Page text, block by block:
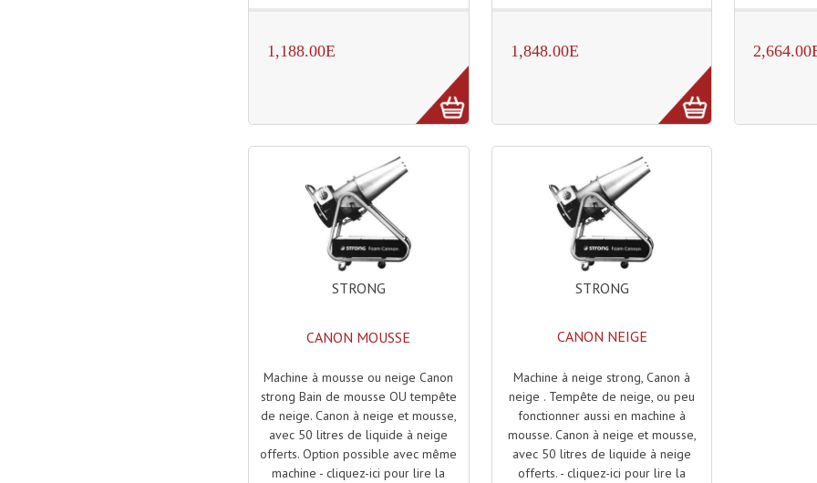
1,188.00E 1,848.00E
STRONG
CANON MOUSSE
Machine à mousse ou neige Canon
strong Bain de mousse OU tempête
de neige. Canon à neige et mousse,
avec 50 litres de liquide à neige
offerts. Option possible avec même
machine - cliquez-ici pour lire la
STRONG
CANON NEIGE
Machine à neige strong, Canon à
neige . Tempête de neige, ou peu
fonctionner aussi en machine à
mousse. Canon à neige et mousse,
avec 50 litres de liquide à neige
offerts. - cliquez-ici pour lire la